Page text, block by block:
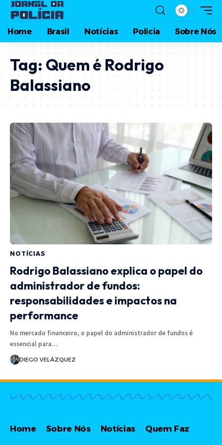
Home Brasil Notícias Polícia Sobre Nós
Tag: Quem é Rodrigo
Balassiano
NOTÍCIAS
Rodrigo Balassiano explica o papel do
administrador de fundos:
responsabilidades e impactos na
performance
No mercado financeiro, o papel do administrador de fundos é
essencial para…
DIEGO VELÁZQUEZ
Home Sobre Nós Notícias Quem Faz